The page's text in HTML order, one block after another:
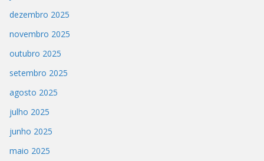
dezembro 2025
novembro 2025
outubro 2025
setembro 2025
agosto 2025
julho 2025
junho 2025
maio 2025